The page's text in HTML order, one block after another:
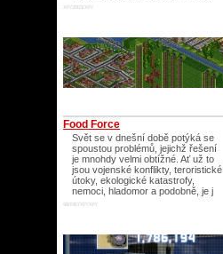
XP/2003/XP/
Food Force
Svět se v dnešní době potýká se
spoustou problémů, jejichž řešení
je mnohdy velmi obtížné. Ať už to
jsou vojenské konflikty, teroristické
útoky, ekologické katastrofy,
nemoci, hladomor a podobně, je j
98/ME/XP/XP/